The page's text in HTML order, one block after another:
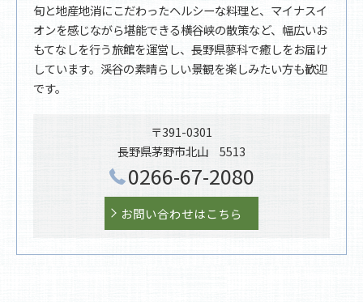
旬と地産地消にこだわったヘルシーな料理と、マイナスイ
オンを感じながら堪能できる横谷峡の散策など、幅広いお
もてなしを行う旅館を運営し、長野県蓼科で癒しをお届け
しています。渓谷の素晴らしい景観を楽しみたい方も歓迎
です。
〒391-0301
長野県茅野市北山 5513
0266-67-2080
お問い合わせはこちら